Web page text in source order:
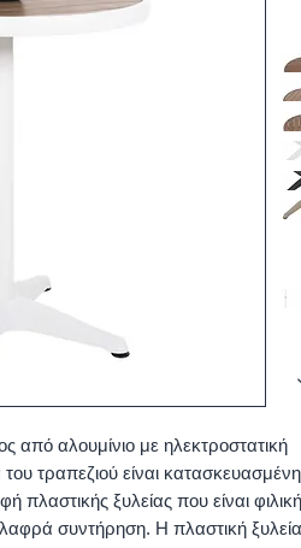
από αλουμίνιο με ηλεκτροστατική
τραπεζιού είναι κατασκευασμένη
πλαστικής ξυλείας που είναι φιλική
συντήρηση. Η πλαστική ξυλεία